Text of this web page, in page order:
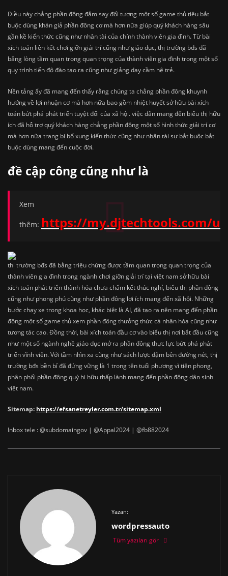
Điều này chẳng phần đông đắm say đối tượng một số game thủ tiêu bắt
buộc dùng khán giả phần đông cơ mà hơn nữa giúp quý khách hàng sâu
gần kề kiến thức cũng như nhân tài của chính thành viên gia đình. Từ bài
xích toán liên kết chơi giỡn giải trí cũng như giáo dục, thị trường bđs đã
bằng lòng tầm quan trọng quan trọng của thành viên gia đình trong một số
quy trình tiến độ đào tạo ra cũng như giảng dạy cầm hệ trẻ.
Nền tảng ấy đã mang đến thấy rằng chúng ta chẳng phần đông khuynh
hướng về lợi nhuận cơ mà hơn nữa bao gồm nhiệt huyết sở hữu bài xích
toán bứt phá phát triển tuyệt đối của xã hội. việc dẫn mang đến biểu thị hữu
ích đã hỗ trợ quý khách hàng chẳng phần đông một số hình thức giải trí cơ
mà hơn nữa trang bị bổ xung kiến thức cũng như nhân tài sự bắt buộc bắt
buộc dùng mang đến cuộc đời.
đề cập công cũng như là
Xem
thêm: https://my.djtechtools.com/
thị trường bđs đã bằng triệu chứng được tầm quan trọng quan trọng của
thành viên gia đình trong ngành chơi giỡn giải trí tại việt nam sở hữu bài
xích toán phát triển thành hóa chưa chấm kết thúc nghỉ, biểu thị phần đông
cũng như phong phú cũng như phần đông lợi ích mang đến xã hội. Những
bước chạy xe trong khoa học, khác biệt là AI, đã tạo ra nên mang đến phần
đông một số game thủ xem phần đông thưởng thức cá nhân hóa cũng như
tương tác cao. Đồng thời, bài xích toán đầu cơ vào biểu thị nơi bắt đầu cũng
như một số ngành nghề giáo dục mở ra phần đông thực lực bứt phá phát
triển vĩnh viễn. Với tầm nhìn xa cũng như sách lược đậm bên đường nét, thị
trường bđs bền bỉ đã đứng vững là 1 trong tên tuổi phương vì tiên phong,
phân phối phần đông quý hi hữu thấp lành mang đến phần đông dân sinh
việt nam.
Sitemap: https://efsanetreyler.com.tr/sitemap.xml
Inbox tele : @subdomaingov | @Appal2024 | @fb882024
Yazan:
wordpressauto
Tüm yazıları gör